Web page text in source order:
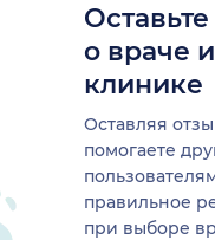
о враче
клинике
Оставляя
помогаете
правильное
при выборе